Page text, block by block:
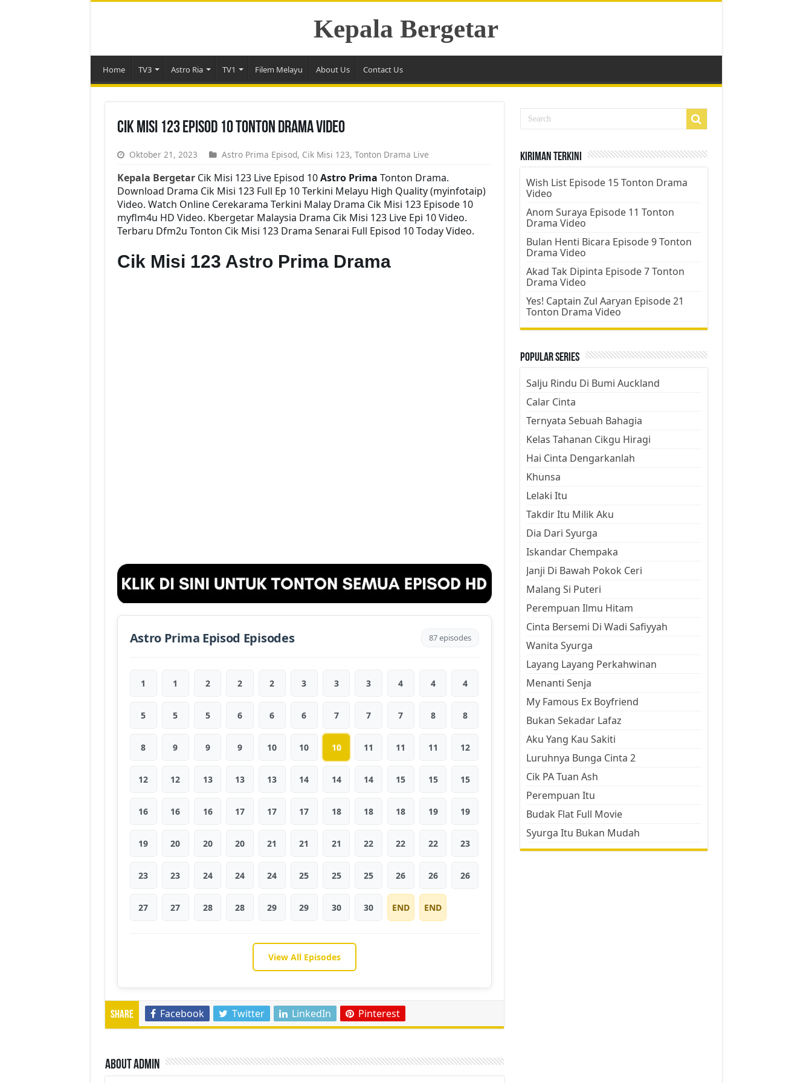
Kepala Bergetar
Home TV3 Astro Ria TV1 Filem Melayu About Us Contact Us
Cik Misi 123 Episod 10 Tonton Drama Video
Oktober 21, 2023 Astro Prima Episod, Cik Misi 123, Tonton Drama Live
Kepala BergetarCik Misi 123 Live Episod 10Astro Prima Tonton Drama.
Download Drama Cik Misi 123 Full Ep 10 Terkini Melayu High Quality (myinfotaip)
Video. Watch Online Cerekarama Terkini Malay Drama Cik Misi 123 Episode 10
myflm4u HD Video. Kbergetar Malaysia Drama Cik Misi 123 Live Epi 10 Video.
Terbaru Dfm2u Tonton Cik Misi 123 Drama Senarai Full Episod 10 Today Video.
Cik Misi 123 Astro Prima Drama
Astro Prima Episod Episodes 87 episodes
1 1 2 2 2 3 3 3 4 4 4
5 5 5 6 6 6 7 7 7 8 8
8 9 9 9 10 10 10 11 11 11 12
12 12 13 13 13 14 14 14 15 15 15
16 16 16 17 17 17 18 18 18 19 19
19 20 20 20 21 21 21 22 22 22 23
23 23 24 24 24 25 25 25 26 26 26
27 27 28 28 29 29 30 30 END END
View All Episodes
Share Facebook Twitter LinkedIn Pinterest
About admin
Kiriman Terkini
Wish List Episode 15 Tonton Drama
Video
Anom Suraya Episode 11 Tonton
Drama Video
Bulan Henti Bicara Episode 9 Tonton
Drama Video
Akad Tak Dipinta Episode 7 Tonton
Drama Video
Yes! Captain Zul Aaryan Episode 21
Tonton Drama Video
Popular Series
Salju Rindu Di Bumi Auckland
Calar Cinta
Ternyata Sebuah Bahagia
Kelas Tahanan Cikgu Hiragi
Hai Cinta Dengarkanlah
Khunsa
Lelaki Itu
Takdir Itu Milik Aku
Dia Dari Syurga
Iskandar Chempaka
Janji Di Bawah Pokok Ceri
Malang Si Puteri
Perempuan Ilmu Hitam
Cinta Bersemi Di Wadi Safiyyah
Wanita Syurga
Layang Layang Perkahwinan
Menanti Senja
My Famous Ex Boyfriend
Bukan Sekadar Lafaz
Aku Yang Kau Sakiti
Luruhnya Bunga Cinta 2
Cik PA Tuan Ash
Perempuan Itu
Budak Flat Full Movie
Syurga Itu Bukan Mudah